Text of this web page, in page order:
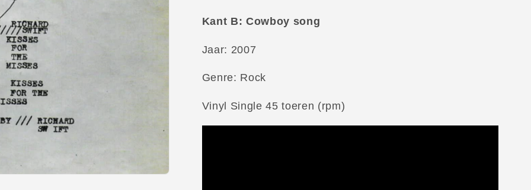
Kant B: Cowboy song
Jaar: 2007
Genre: Rock
Vinyl Single 45 toeren (rpm)